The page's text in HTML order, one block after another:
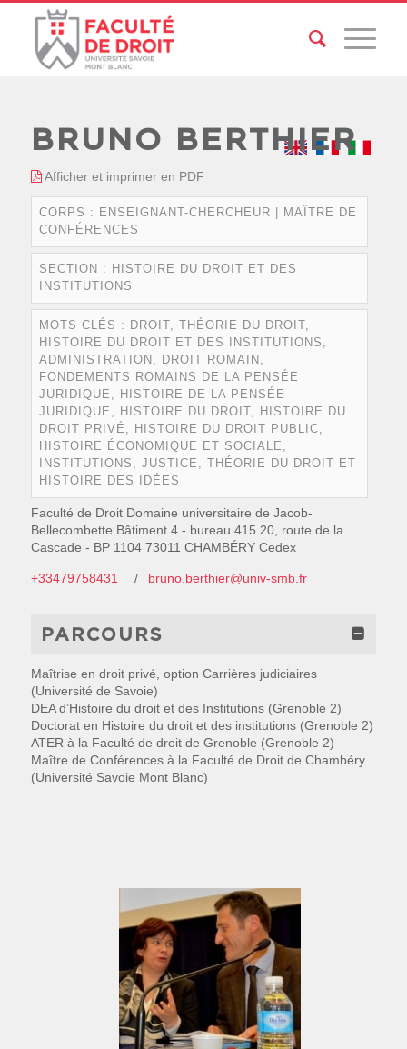
BRUNO BERTHIER
Afficher et imprimer en PDF
CORPS : ENSEIGNANT-CHERCHEUR | MAÎTRE DE
CONFÉRENCES
SECTION : HISTOIRE DU DROIT ET DES
INSTITUTIONS
MOTS CLÉS : DROIT, THÉORIE DU DROIT,
HISTOIRE DU DROIT ET DES INSTITUTIONS,
ADMINISTRATION, DROIT ROMAIN,
FONDEMENTS ROMAINS DE LA PENSÉE
JURIDIQUE, HISTOIRE DE LA PENSÉE
JURIDIQUE, HISTOIRE DU DROIT, HISTOIRE DU
DROIT PRIVÉ, HISTOIRE DU DROIT PUBLIC,
HISTOIRE ÉCONOMIQUE ET SOCIALE,
INSTITUTIONS, JUSTICE, THÉORIE DU DROIT ET
HISTOIRE DES IDÉES
Faculté de Droit Domaine universitaire de Jacob-
Bellecombette Bâtiment 4 - bureau 415 20, route de la
Cascade - BP 1104 73011 CHAMBÉRY Cedex
+33479758431 bruno.berthier@univ-smb.fr
PARCOURS
Maîtrise en droit privé, option Carrières judiciaires
(Université de Savoie)
DEA d’Histoire du droit et des Institutions (Grenoble 2)
Doctorat en Histoire du droit et des institutions (Grenoble 2)
ATER à la Faculté de droit de Grenoble (Grenoble 2)
Maître de Conférences à la Faculté de Droit de Chambéry
(Université Savoie Mont Blanc)